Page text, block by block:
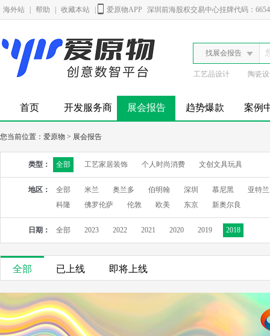
海外站 帮助 收藏本站 爱原物APP 深圳前海股权交易中心挂牌代码：
找展会报告
工艺品设计 陶瓷
首页 开发服务商 展会报告 趋势爆款 案例
您当前位置： 爱原物 > 展会报告
类型： 全部 工艺家居装饰 个人时尚消费 文创文具玩具
地区： 全部 米兰 奥兰多 伯明翰 深圳 慕尼黑
亚特
科隆
佛罗伦萨 伦敦 欧美 东京 新奥尔良
日期： 全部 2023 2022 2021 2020 2019 2018
全部 已上线 即将上线